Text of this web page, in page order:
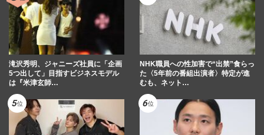
岩手県公式サイトの価値観が古すぎる「婚
活スキルアップ」に批判殺到、担当者に聞
いたページを削除した理由
週刊女性PRIME 2025/10/30
滝沢秀明、ジャニーズ社員に「企画
5つ出して」目指すビジネスモデル
は『米津玄師…
NHK職員への性加害で“出禁”食らっ
た〈5年前の番組出演者〉特定が進
むも、ネット…